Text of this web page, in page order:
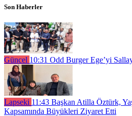
Son Haberler
Güncel 10:31 Odd Burger Ege’yi
Lapseki 11:43 Başkan Atilla Öztürk,
Kapsamında Büyükleri Ziyaret Etti